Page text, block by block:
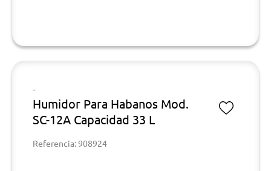
-
Humidor Para Habanos Mod.
SC-12A Capacidad 33 L
Referencia: 908924